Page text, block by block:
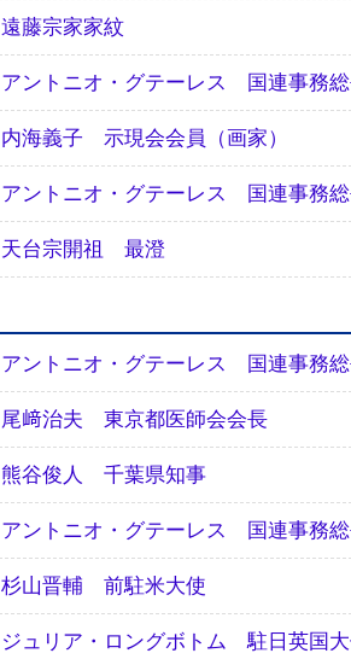
遠藤宗家家紋
アントニオ・グテーレス 国連事務
内海義子 示現会会員（画家）
アントニオ・グテーレス 国連事務
天台宗開祖 最澄
アントニオ・グテーレス 国連事務
尾﨑治夫 東京都医師会会長
熊谷俊人 千葉県知事
アントニオ・グテーレス 国連事務
杉山晋輔 前駐米大使
ジュリア・ロングボトム 駐日英国